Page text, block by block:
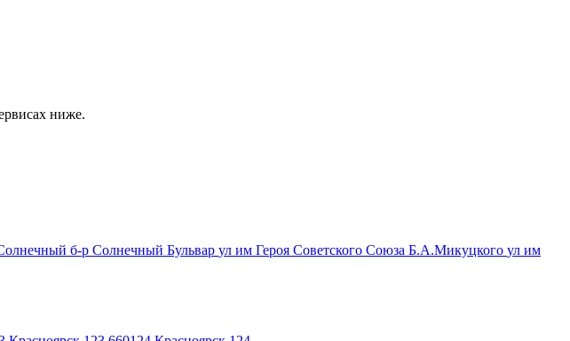
ниже.
б-р Солнечный Бульвар ул им Героя Советского Союза Б.А.Микуцкого ул им